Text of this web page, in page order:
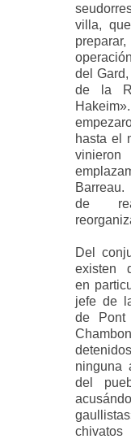
villa,
del
de la
hasta el
Barreau.
de
Del
existen
en
jefe de
de Pont
ninguna
del